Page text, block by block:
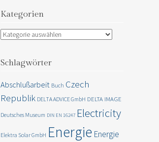
Kategorien
Kategorien
Schlagwörter
Abschlußarbeit Buch Czech
Republik DELTA ADVICE GmbH DELTA IMAGE
Deutsches Museum DIN EN 16247 Electricity
Elektra Solar GmbH Energie Energie